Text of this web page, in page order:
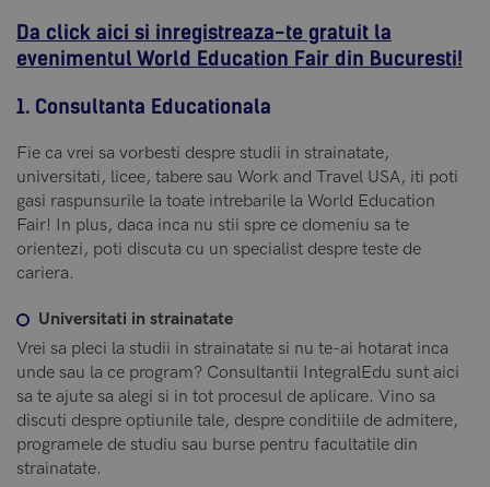
Da click aici si inregistreaza-te gratuit la
evenimentul World Education Fair din Bucuresti!
1. Consultanta Educationala
Fie ca vrei sa vorbesti despre studii in strainatate,
universitati, licee, tabere sau Work and Travel USA, iti poti
gasi raspunsurile la toate intrebarile la World Education
Fair! In plus, daca inca nu stii spre ce domeniu sa te
orientezi, poti discuta cu un specialist despre teste de
cariera.
Universitati in strainatate
Vrei sa pleci la studii in strainatate si nu te-ai hotarat inca
unde sau la ce program? Consultantii IntegralEdu sunt aici
sa te ajute sa alegi si in tot procesul de aplicare. Vino sa
discuti despre optiunile tale, despre conditiile de admitere,
programele de studiu sau burse pentru facultatile din
strainatate.